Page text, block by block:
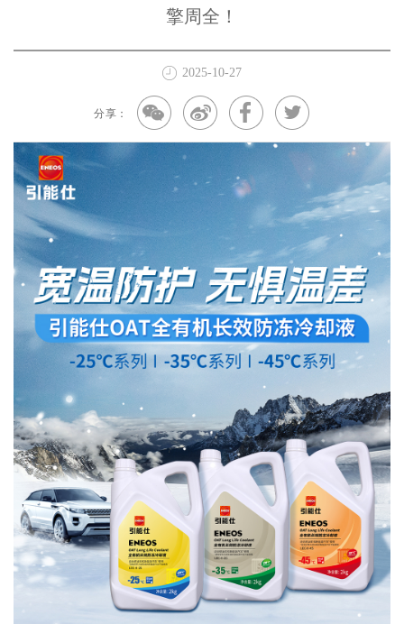
擎周全！
2025-10-27
分享：